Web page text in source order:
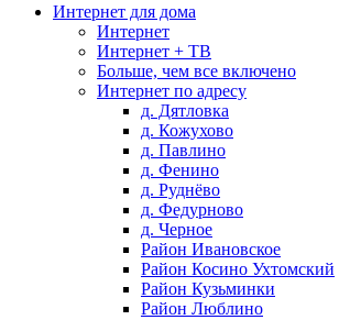
Интернет для дома
Интернет
Интернет + ТВ
Больше, чем все включено
Интернет по адресу
д. Дятловка
д. Кожухово
д. Павлино
д. Фенино
д. Руднёво
д. Федурново
д. Черное
Район Ивановское
Район Косино Ухтомский
Район Кузьминки
Район Люблино